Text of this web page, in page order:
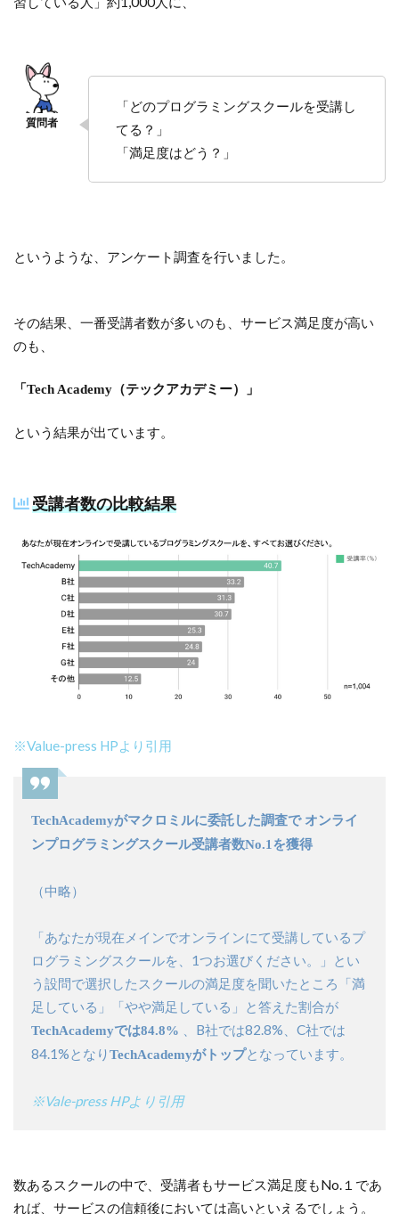
「どのプログラミングスクールを受講し
てる？」
「満足度はどう？」
というような、アンケート調査を行いました。
その結果、一番受講者数が多いのも、サービス満足度が高い
のも、
「Tech Academy（テックアカデミー）」
という結果が出ています。
受講者数の比較結果
※Value-press HPより引用
TechAcademyがマクロミルに委託した調査で オンライ
ンプログラミングスクール受講者数No.1を獲得
（中略）
「あなたが現在メインでオンラインにて受講しているプ
ログラミングスクールを、1つお選びください。」とい
う設問で選択したスクールの満足度を聞いたところ「満
足している」「やや満足している」と答えた割合が
TechAcademyでは84.8%
、B社では82.8%、C社では
84.1%となりTechAcademyがトップとなっています。
※Vale-press HPより引用
数あるスクールの中で、受講者もサービス満足度もNo.１であ
れば、サービスの信頼後においては高いといえるでしょう。